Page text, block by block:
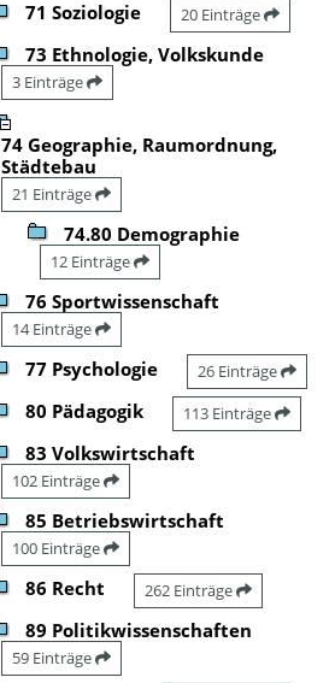
71 Soziologie 20 Einträge
73 Ethnologie, Volkskunde
3 Einträge
74 Geographie, Raumordnung,
Städtebau
21 Einträge
74.80 Demographie
12 Einträge
76 Sportwissenschaft
14 Einträge
77 Psychologie 26 Einträge
80 Pädagogik 113 Einträge
83 Volkswirtschaft
102 Einträge
85 Betriebswirtschaft
100 Einträge
86 Recht 262 Einträge
89 Politikwissenschaften
59 Einträge